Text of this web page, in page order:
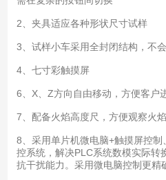
2、夹具适应各种形状尺寸试样
3、试样小车采用全封闭结构，不
4、七寸彩触摸屏
6、X、Z方向自由移动，方便客户
7、配备火焰高度尺，方便观察火
8、采用单片机微电脑+触摸屏控
控系统，解决PLC系统数模实际转
抗干扰能力。采用微电脑控制更精